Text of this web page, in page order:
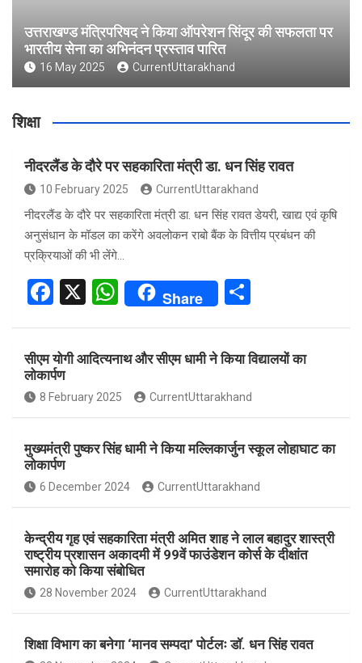
उत्तराखण्ड मंत्रिपरिषद ने किया ऑपरेशन सिंदूर की सफलता पर
भारतीय सेना का अभिनंदन प्रस्ताव पारित
16 May 2025 CurrentUttarakhand
शिक्षा
नीदरलैंड के दौरे पर सहकारिता मंत्री डा. धन सिंह रावत
10 February 2025 CurrentUttarakhand
नीदरलैंड के दौरे पर सहकारिता मंत्री डा. धन सिंह रावत डेयरी, खाद्य एवं कृषि
अनुसंधान के मॉडल का करेंगे अवलोकन राबो बैंक के वित्तीय प्रबंधन की
प्रक्रियाओं की भी लेंगे…
F
ce
b
o
o
k
X
W
s
A
p
p
Share
ar
e
सीएम योगी आदित्यनाथ और सीएम धामी ने किया विद्यालयों का
लोकार्पण
8 February 2025 CurrentUttarakhand
मुख्यमंत्री पुष्कर सिंह धामी ने किया मल्लिकार्जुन स्कूल लोहाघाट का
लोकार्पण
6 December 2024 CurrentUttarakhand
केन्द्रीय गृह एवं सहकारिता मंत्री अमित शाह ने लाल बहादुर शास्त्री
राष्ट्रीय प्रशासन अकादमी में 99वें फाउंडेशन कोर्स के दीक्षांत
समारोह को किया संबोधित
28 November 2024 CurrentUttarakhand
शिक्षा विभाग का बनेगा ‘मानव सम्पदा’ पोर्टलः डॉ. धन सिंह रावत